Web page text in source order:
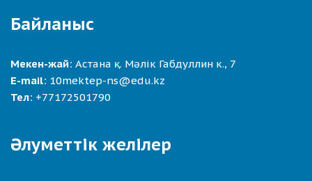
Байланыс
Мекен-жай: Астана қ. Мәлік Габдуллин к., 7
E-mail: 10mektep-ns@edu.kz
Тел: +77172501790
Әлуметтік желілер